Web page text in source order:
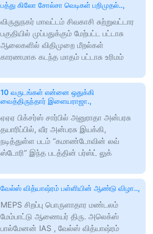
பத்து கிலோ சோல்சா வெடிகள் பறிமுதல்..,
விருதுநகர் மாவட்டம் சிவகாசி சுற்றுவட்டார
பகுதியில் முப்பதுக்கும் மேற்பட்ட பட்டாசு
ஆலைகளில் விதிமுறை மீறல்கள்
காரணமாக கடந்த மாதம் பட்டாசு உரிமம்
10 வருடங்கள் என்னை ஒதுக்கி
வைத்திருந்தார் இளையராஜா.,
ஏஏஏ பிக்சர்ஸ் சார்பில் அனுராதா அன்பரசு
தயாரிப்பில், வீர அன்பரசு இயக்கி,
நடித்துள்ள படம் “கமாண்டோவின் லவ்
ஸ்டோரி” இந்த படத்தின் பர்ஸ்ட் லுக்
வேல்ஸ் வித்யாஷ்ரம் பள்ளியின் ஆண்டு விழா..,
MEPS சிறப்பு பொருளாதார மண்டலம்
மேம்பாட்டு ஆணையர் திரு. அலெக்ஸ்
பால்மேனன் IAS , வேல்ஸ் வித்யாஷ்ரம்